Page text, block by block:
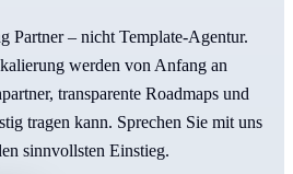
Partner – nicht Template-Agentur.
werden von Anfang an
transparente Roadmaps und
tragen kann. Sprechen Sie mit uns
sinnvollsten Einstieg.